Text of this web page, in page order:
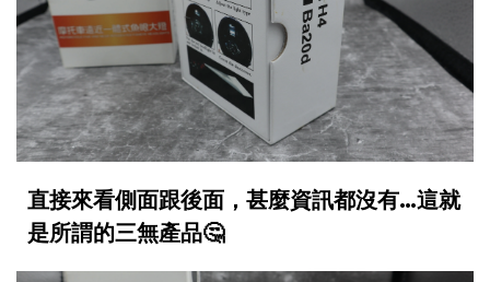
直接來看側面跟後面，甚麼資訊都沒有…這就
是所謂的三無產品🤔